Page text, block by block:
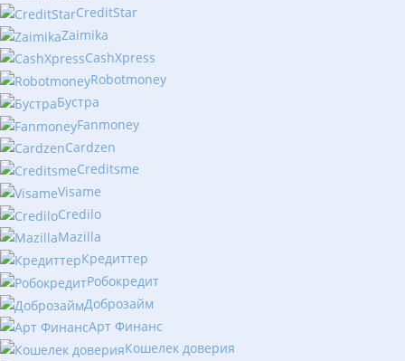
CreditStar
Zaimika
CashXpress
Robotmoney
Бустра
Fanmoney
Cardzen
Creditsme
Visame
Credilo
Mazilla
Кредиттер
Робокредит
Доброзайм
Арт Финанс
Кошелек доверия